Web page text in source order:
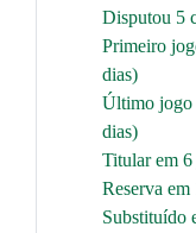
Disputou 5
Primeiro
dias)
Último jogo
dias)
Titular em
Reserva
Substituído